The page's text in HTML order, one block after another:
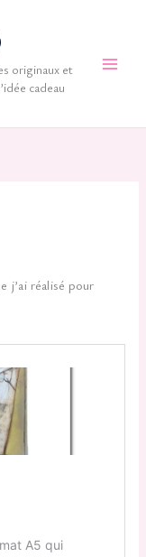
originaux et
cadeau
j’ai réalisé pour